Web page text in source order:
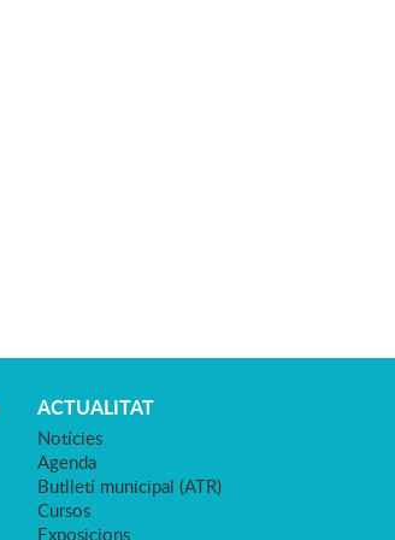
ACTUALITAT
Notícies
Agenda
Butlletí municipal (ATR)
Cursos
Exposicions